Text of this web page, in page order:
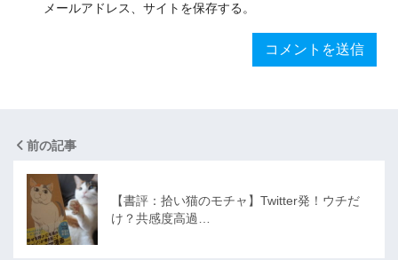
メールアドレス、サイトを保存する。
前の記事
【書評：拾い猫のモチャ】Twitter発！ウチだ
け？共感度高過…